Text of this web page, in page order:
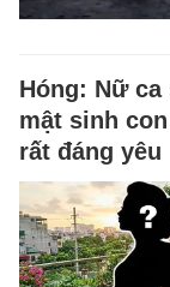
Hóng: Nữ
mật sinh
rất đáng yêu